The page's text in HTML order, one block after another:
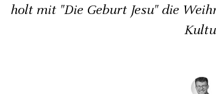
holt mit "Die Geburt Jesu" die